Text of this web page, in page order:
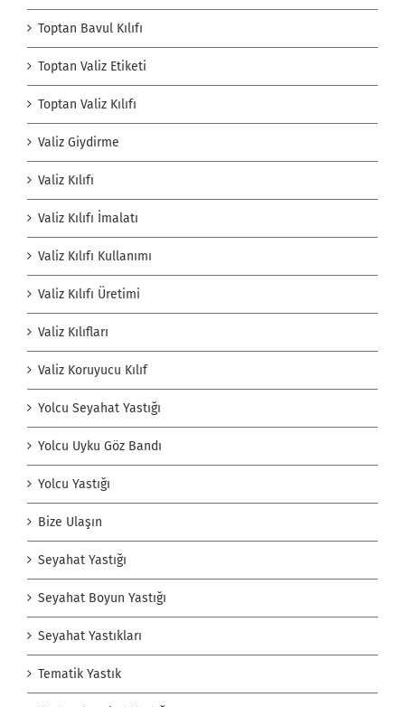
Toptan Bavul Kılıfı
Toptan Valiz Etiketi
Toptan Valiz Kılıfı
Valiz Giydirme
Valiz Kılıfı
Valiz Kılıfı İmalatı
Valiz Kılıfı Kullanımı
Valiz Kılıfı Üretimi
Valiz Kılıfları
Valiz Koruyucu Kılıf
Yolcu Seyahat Yastığı
Yolcu Uyku Göz Bandı
Yolcu Yastığı
Bize Ulaşın
Seyahat Yastığı
Seyahat Boyun Yastığı
Seyahat Yastıkları
Tematik Yastık